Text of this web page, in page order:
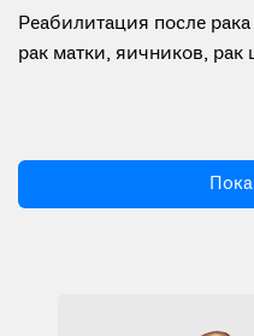
Реабилитация после
рак матки, яичников, рак